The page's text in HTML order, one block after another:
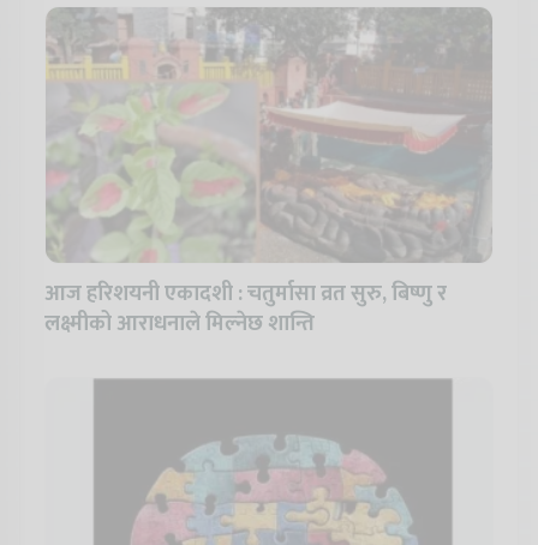
आज हरिशयनी एकादशी : चतुर्मासा व्रत सुरु, बिष्णु र
लक्ष्मीको आराधनाले मिल्नेछ शान्ति